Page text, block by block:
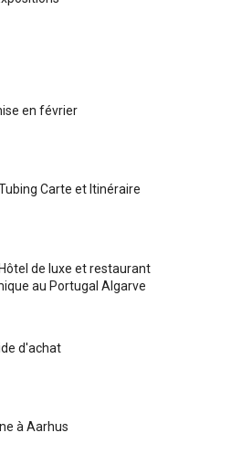
en février
Carte et Itinéraire
de luxe et restaurant
au Portugal Algarve
d'achat
à Aarhus